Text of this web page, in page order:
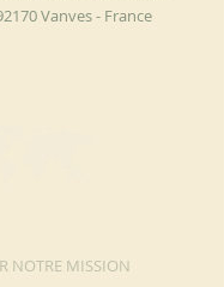
Vanves - France
NOTRE MISSION